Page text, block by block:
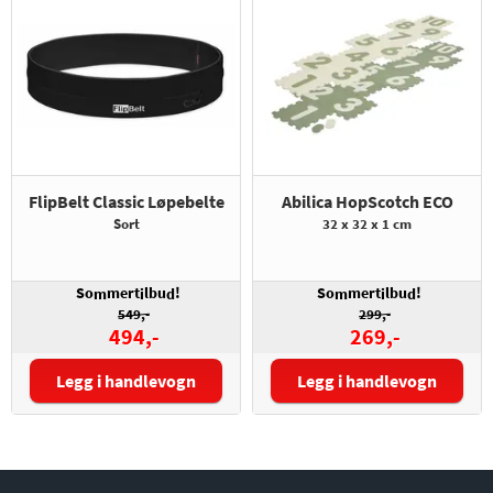
FlipBelt Classic Løpebelte
Sort
Sommertilbud!
549,-
494,-
Størrelse:
Legg i handlevogn
Abilica HopScotch ECO
32 x 32 x 1 cm
Sommertilbud!
299,-
269,-
Farge:
Legg i handlevogn